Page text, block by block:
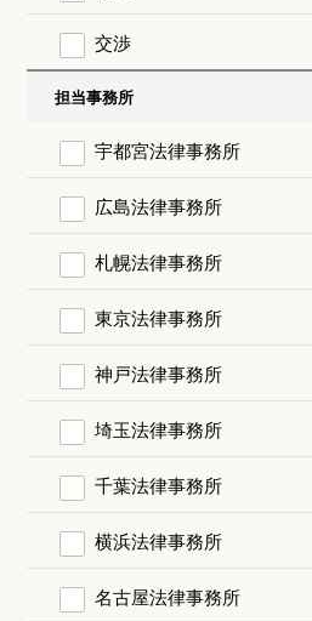
交渉
担当事務所
宇都宮法律事務所
広島法律事務所
札幌法律事務所
東京法律事務所
神戸法律事務所
埼玉法律事務所
千葉法律事務所
横浜法律事務所
名古屋法律事務所